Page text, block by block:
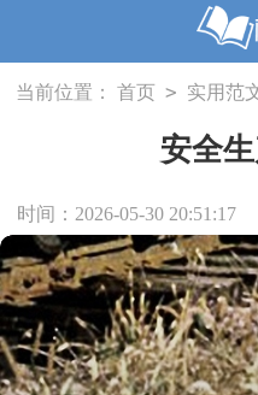
当前位置： 首页 > 实用范
安全
时间：2026-05-30 20:51:17